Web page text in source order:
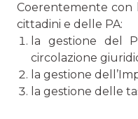
Coerentemente con
cittadini e delle PA:
la gestione del
circolazione
la gestione
la gestione delle